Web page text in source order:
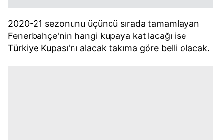
2020-21 sezonunu üçüncü sırada tamamlayan
Fenerbahçe'nin hangi kupaya katılacağı ise
Türkiye Kupası'nı alacak takıma göre belli olacak.